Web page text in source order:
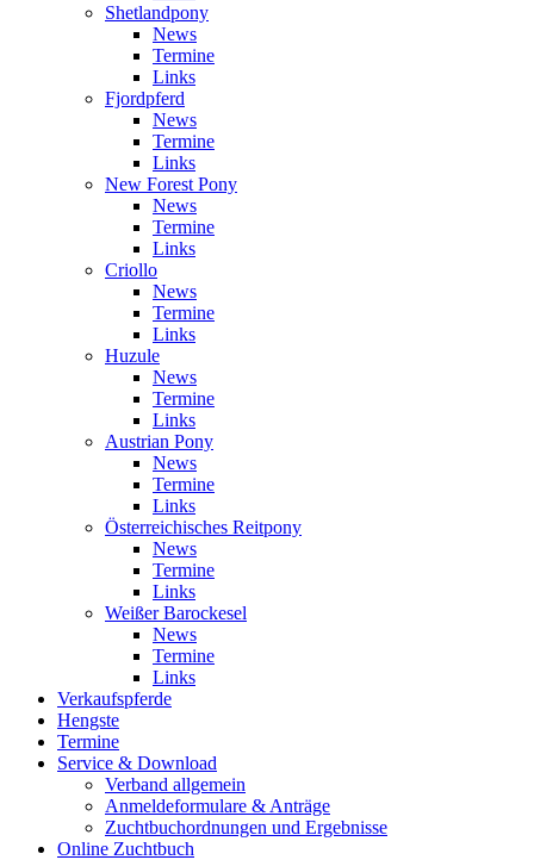
Shetlandpony
News
Termine
Links
Fjordpferd
News
Termine
Links
New Forest Pony
News
Termine
Links
Criollo
News
Termine
Links
Huzule
News
Termine
Links
Austrian Pony
News
Termine
Links
Österreichisches Reitpony
News
Termine
Links
Weißer Barockesel
News
Termine
Links
Verkaufspferde
Hengste
Termine
Service & Download
Verband allgemein
Anmeldeformulare & Anträge
Zuchtbuchordnungen und Ergebnisse
Online Zuchtbuch